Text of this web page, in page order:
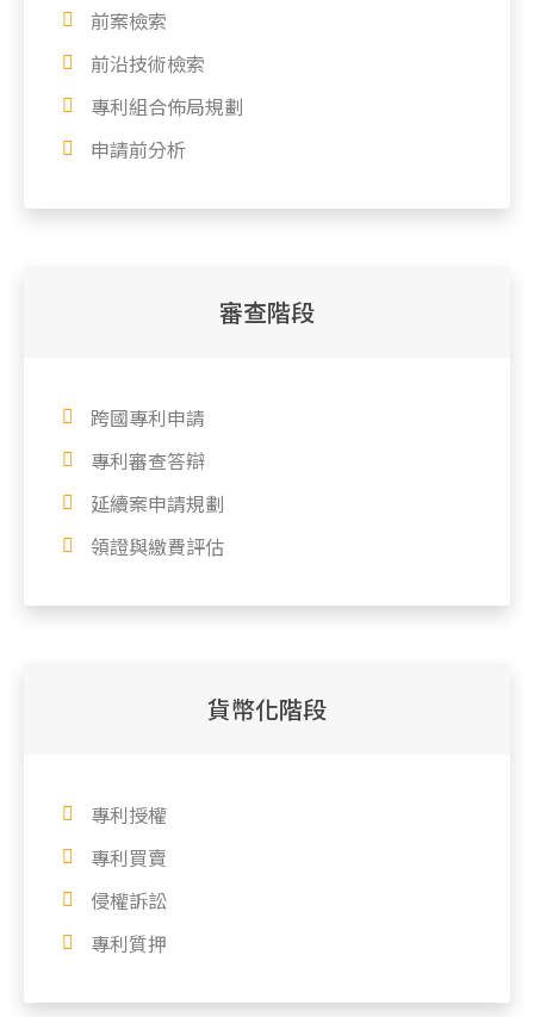
前案檢索
前沿技術檢索
專利組合佈局規劃
申請前分析
審查階段
跨國專利申請
專利審查答辯
延續案申請規劃
領證與繳費評估
貨幣化階段
專利授權
專利買賣
侵權訴訟
專利質押